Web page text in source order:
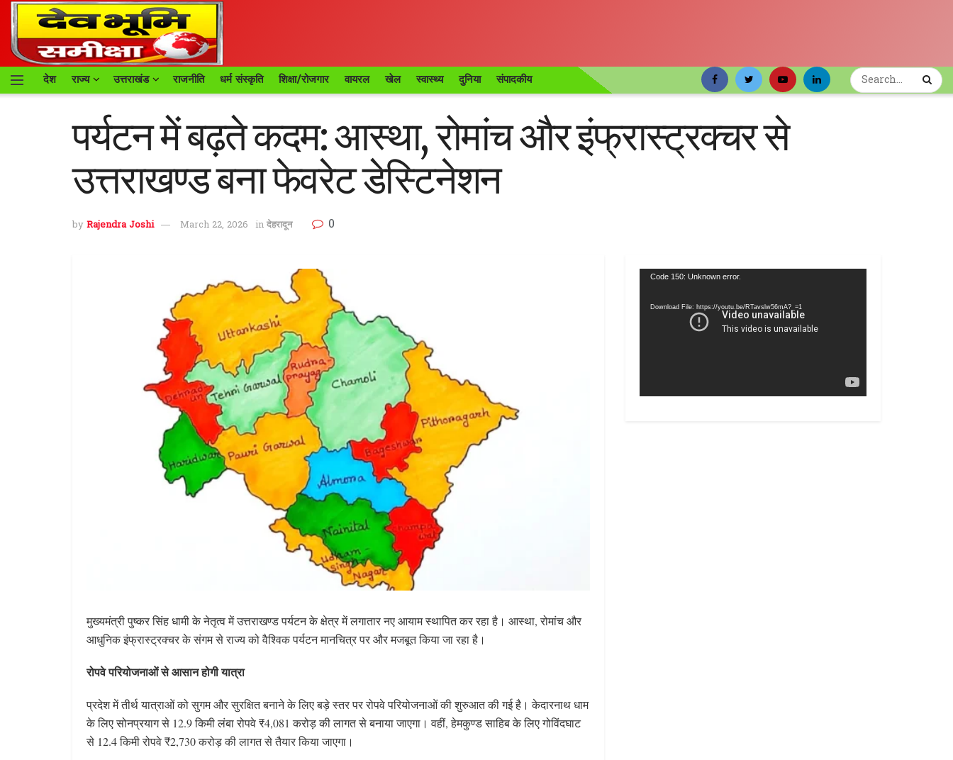
देश राज्य उत्तराखंड राजनीति धर्म संस्कृति शिक्षा/रोजगार वायरल खेल स्वास्थ्य दुनिया संपादकीय
पर्यटन में बढ़ते कदम: आस्था, रोमांच और इंफ्रास्ट्रक्चर से
उत्तराखण्ड बना फेवरेट डेस्टिनेशन
by Rajendra Joshi March 22, 2026 in देहरादून 0
मुख्यमंत्री पुष्कर सिंह धामी के नेतृत्व में उत्तराखण्ड पर्यटन के क्षेत्र में लगातार नए आयाम स्थापित कर रहा है। आस्था, रोमांच और
आधुनिक इंफ्रास्ट्रक्चर के संगम से राज्य को वैश्विक पर्यटन मानचित्र पर और मजबूत किया जा रहा है।
रोपवे परियोजनाओं से आसान होगी यात्रा
प्रदेश में तीर्थ यात्राओं को सुगम और सुरक्षित बनाने के लिए बड़े स्तर पर रोपवे परियोजनाओं की शुरुआत की गई है। केदारनाथ धाम
के लिए सोनप्रयाग से 12.9 किमी लंबा रोपवे ₹4,081 करोड़ की लागत से बनाया जाएगा। वहीं, हेमकुण्ड साहिब के लिए गोविंदघाट
से 12.4 किमी रोपवे ₹2,730 करोड़ की लागत से तैयार किया जाएगा।
Video
Code 150: Unknown error.
Download File: https://youtu.be/RTavslw56mA?_=1